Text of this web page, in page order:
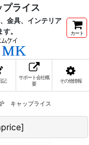
ライス
金具、インテリア
。
カート
記
サポート会社概
要
その他情報
キャップライス
]